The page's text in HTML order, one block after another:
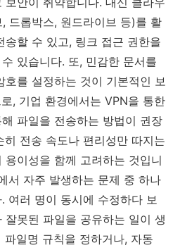
드롭박스, 원드라이브 등)를 활
송할 수 있고, 링크 접근 권한을
있습니다. 또, 민감한 문서를
호를 설정하는 것이 기본적인 보
, 기업 환경에서는 VPN을 통한
파일을 전송하는 방법이 권장
전송 속도나 편리성만 따지는
이성을 함께 고려하는 것입니
서 자주 발생하는 문제 중 하나
여러 명이 동시에 수정하다 보
잘못된 파일을 공유하는 일이 생
일명 규칙을 정하거나, 자동